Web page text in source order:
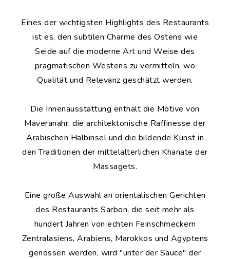
Eines der wichtigsten Highlights des Restaurants
ist es, den subtilen Charme des Ostens wie
Seide auf die moderne Art und Weise des
pragmatischen Westens zu vermitteln, wo
Qualität und Relevanz geschätzt werden.
Die Innenausstattung enthält die Motive von
Maveranahr, die architektonische Raffinesse der
Arabischen Halbinsel und die bildende Kunst in
den Traditionen der mittelalterlichen Khanate der
Massagets.
Eine große Auswahl an orientalischen Gerichten
des Restaurants Sarbon, die seit mehr als
hundert Jahren von echten Feinschmeckern
Zentralasiens, Arabiens, Marokkos und Ägyptens
genossen werden, wird "unter der Sauce" der